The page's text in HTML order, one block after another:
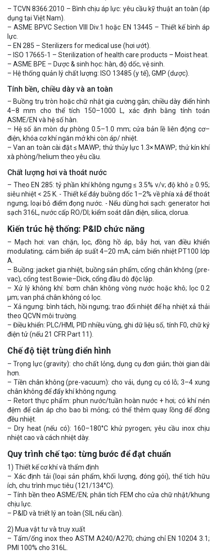
– TCVN 8366:2010 – Bình chịu áp lực: yêu cầu kỹ thuật an toàn (áp
dụng tại Việt Nam).
– ASME BPVC Section VIII Div.1 hoặc EN 13445 – Thiết kế bình áp
lực.
– EN 285 – Sterilizers for medical use (hơi ướt).
– ISO 17665-1 – Sterilization of health care products – Moist heat.
– ASME BPE – Dược & sinh học: hàn, độ dốc, vệ sinh.
– Hệ thống quản lý chất lượng: ISO 13485 (y tế), GMP (dược).
Tính bền, chiều dày và an toàn
– Buồng trụ tròn hoặc chữ nhật gia cường gân; chiều dày điển hình
4–8 mm cho thể tích 150–1000 L, xác định bằng tính toán
ASME/EN và hệ số hàn.
– Hệ số ăn mòn dự phòng 0.5–1.0 mm; cửa bản lề liên động cơ–
điện, khóa cơ khí ngăn mở khi còn áp/ nhiệt.
– Van an toàn cài đặt ≤ MAWP; thử thủy lực 1.3× MAWP; thử kín khí
xà phòng/helium theo yêu cầu.
Chất lượng hơi và thoát nước
– Theo EN 285: tỷ phần khí không ngưng ≤ 3.5% v/v; độ khô ≥ 0.95;
siêu nhiệt < 25 K. - Thiết kế đáy buồng dốc 1–2% về phía xả để thoát
ngưng; loại bỏ điểm đọng nước. - Nếu dùng hơi sạch: generator hơi
sạch 316L, nước cấp RO/DI; kiểm soát dẫn điện, silica, clorua.
Kiến trúc hệ thống: P&ID chức năng
– Mạch hơi: van chặn, lọc, đồng hồ áp, bẫy hơi, van điều khiển
modulating; cảm biến áp suất 4–20 mA; cảm biến nhiệt PT100 lớp
A.
– Buồng: jacket gia nhiệt, buồng sản phẩm, cổng chân không (pre-
vac), cổng test Bowie–Dick, cổng đầu dò độc lập.
– Xử lý không khí: bơm chân không vòng nước hoặc khô; lọc 0.2
μm; van phá chân không có lọc.
– Xả ngưng: bình tách, hồi ngưng; trao đổi nhiệt để hạ nhiệt xả thải
theo QCVN môi trường.
– Điều khiển: PLC/HMI, PID nhiều vùng, ghi dữ liệu số, tính F0, chữ ký
điện tử (nếu 21 CFR Part 11).
Chế độ tiệt trùng điển hình
– Trọng lực (gravity): cho chất lỏng, dụng cụ đơn giản; thời gian dài
hơn.
– Tiền chân không (pre-vacuum): cho vải, dụng cụ có lỗ; 3–4 xung
chân không để đẩy khí không ngưng.
– Retort thực phẩm: phun nước/tuần hoàn nước + hơi; có khí nén
đệm để cân áp cho bao bì mỏng; có thể thêm quay lồng để đồng
đều nhiệt.
– Dry heat (nếu có): 160–180°C khử pyrogen; yêu cầu inox chịu
nhiệt cao và cách nhiệt dày.
Quy trình chế tạo: từng bước để đạt chuẩn
1) Thiết kế cơ khí và thẩm định
– Xác định tải (loại sản phẩm, khối lượng, đóng gói), thể tích hữu
ích, chu trình mục tiêu (121/134°C).
– Tính bền theo ASME/EN; phân tích FEM cho cửa chữ nhật/khung
chịu lực.
– P&ID và triết lý an toàn (SIL nếu cần).
2) Mua vật tư và truy xuất
– Tấm/ống inox theo ASTM A240/A270; chứng chỉ EN 10204 3.1;
PMI 100% cho 316L.